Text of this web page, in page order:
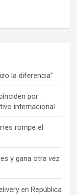
la diferencia”
por
internacional
rompe el
y gana otra vez
en República